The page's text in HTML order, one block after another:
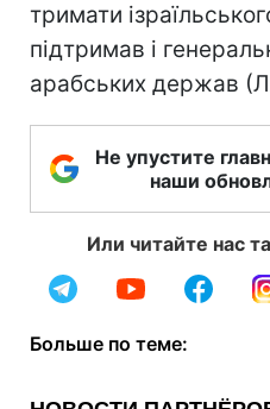
тримати
підтримав і
арабських держав
Не упустите
наши
Или читайте нас
Больше по теме: